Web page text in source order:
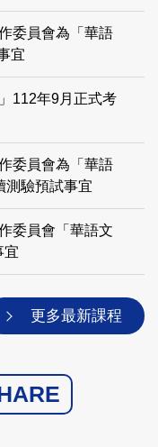
委員會為「華語
宜
112年9月正式考
委員會為「華語
測驗預試事宜
委員會「華語文
宜
更多最新課程